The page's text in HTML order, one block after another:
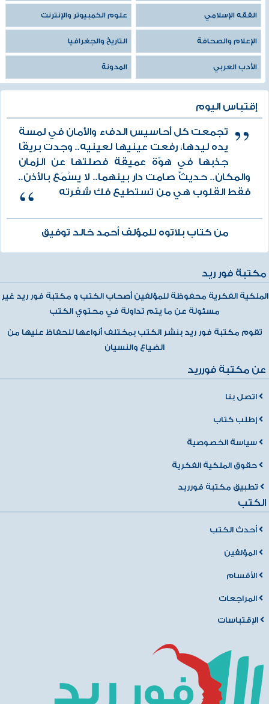
الفقه الإسلامي علوم الكمبيوتر والإنترنت
الإعلام والصحافة التاريخ والجغرافيا
الأدب العربي المدونة
إقتباس اليوم
تجمعت كل أحاسيس الدفء والأمان في لمسة
يده ليدها، رفعت عينيها لعينيه.. وجدت بريقًا
جذبها في هوّة عميقة فصلتها عن الزمان
والمكان.. حديثٌ صامت دار بينهما.. لا يسُمَع بالأذن..
فقط القلوب هي من تستطيع فك شفرته
من كتاب بلاتوه للمؤلف أحمد خالد توفيق
مكتبة فور ريد
الملكية الفكرية محفوظة للمؤلفين أصحاب الكتب و مكتبة فور ريد غير
مسئولة عن ما يتم تداولة في محتوي الكتب
تقوم مكتبة فور ريد بنشر الكتب بمختلف أنواعها للحفاظ عليها من
الضياع والنسيان
عن مكتبة فورريد
اتصل بنا
إطلب كتاب
سياسة الخصوصية
حقوق الملكية الفكرية
تطبيق مكتبة فورريد
الكتب
أحدث الكتب
المؤلفين
الأقسام
المراجعات
الإقتباسات